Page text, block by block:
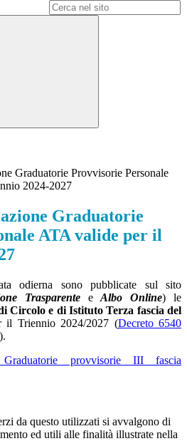
Graduatorie Provvisorie Personale
2024-2027
Graduatorie
ATA valide per il
odierna sono pubblicate sul sito
TrasparenteeAlbo Online) le
Circolo e di Istituto Terza fascia del
il Triennio 2024/2027 (Decreto 6540
).
Graduatorie provvisorie III fascia
da questo utilizzati si avvalgono di
ed utili alle finalità illustrate nella